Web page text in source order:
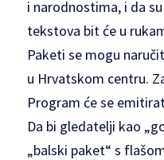
i narodnostima, i da
tekstova bit će u
Paketi se mogu
u Hrvatskom centru.
Program će se
Da bi gledatelji kao
„balski paket“ s